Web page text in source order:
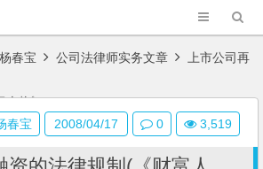
春宝 公司法律师实务文章 上市公司再
人物》2008)
春宝 2008/04/17 0 3,519